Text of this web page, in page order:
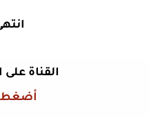
القناة على
أضغط